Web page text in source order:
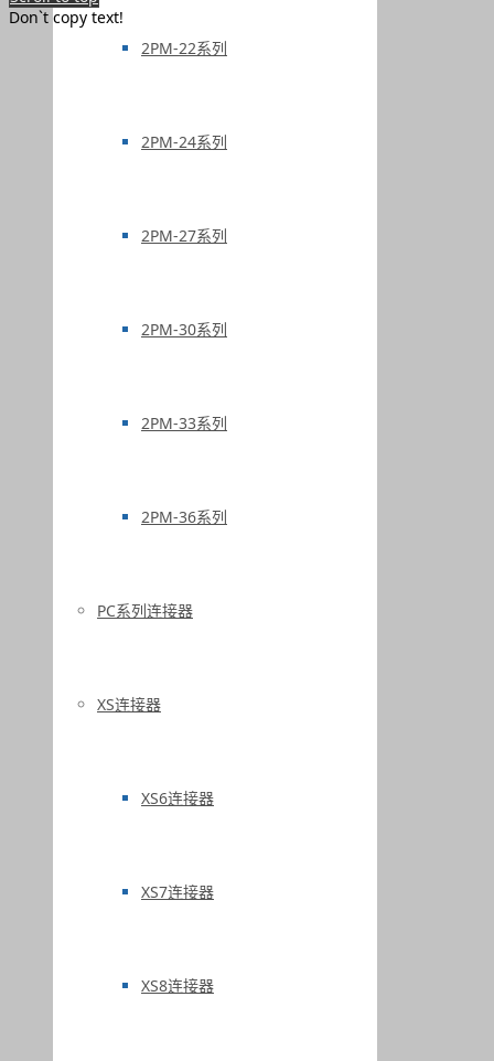
2PM-22系列
2PM-24系列
2PM-27系列
2PM-30系列
2PM-33系列
2PM-36系列
PC系列连接器
XS连接器
XS6连接器
XS7连接器
XS8连接器
Don`t copy text!